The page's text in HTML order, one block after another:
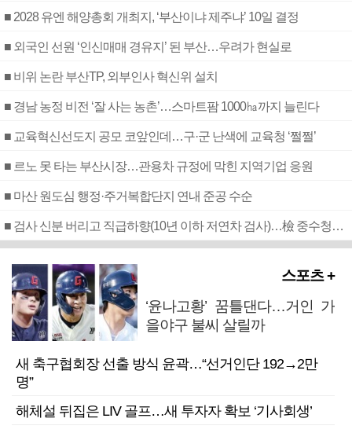
■ 2028 유엔 해양총회 개최지, ‘부산이냐 제주냐’ 10일 결정
■ 외국인 선원 ‘인신매매 경유지’ 된 부산…우려가 현실로
■ 비위 논란 부산TP, 외부인사 혁신위 설치
■ 경남 농정 비전 ‘잘 사는 농촌’…스마트팜 1000㏊까지 늘린다
■ 교육혁신선도지 공모 코앞인데…구·군 난색에 교육청 ‘쩔쩔’
■ 르노 못 타는 부산시장…관용차 규정에 막힌 지역기업 응원
■ 마산 원도심 행정·주거복합단지 연내 준공 수순
■ 검사 신분 버리고 직급하향(10년 이하 저연차 검사)…檢 중수청행 기피
스포츠 +
‘윤나고황’ 꿈틀댄다…거인 가
을야구 불씨 살릴까
새 축구협회장 선출 방식 윤곽…“선거인단 192→2만
명”
해체설 뒤집은 LIV 골프…새 투자자 확보 ‘기사회생’